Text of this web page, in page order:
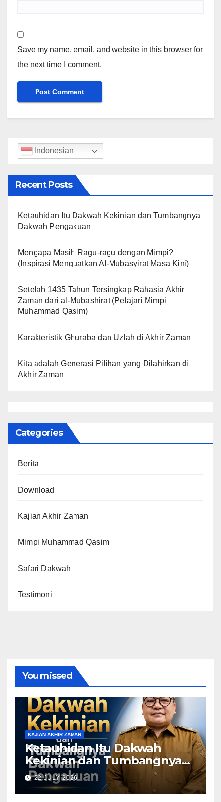
Save my name, email, and website in this browser for
the next time I comment.
Indonesian
Recent Posts
Ketauhidan Itu Dakwah Kekinian dan Tumbangnya
Dakwah Pengakuan
Mengapa Masih Ragu-ragu dengan Mimpi?
(Inspirasi Menguatkan Al-Mubasyirat Masa Kini)
Setelah 1435 Tahun Tersingkap Rahasia Akhir
Zaman dari al-Mubashirat (Pelajari Mimpi
Muhammad Qasim)
Karakteristik Ghuraba dan Uzlah di Akhir Zaman
Kita adalah Generasi Pilihan yang Dilahirkan di
Akhir Zaman
Categories
Berita
Download
Kajian Akhir Zaman
Mimpi Muhammad Qasim
Safari Dakwah
Testimoni
You missed
KAJIAN AKHIR ZAMAN
Ketauhidan Itu Dakwah
Kekinian dan Tumbangnya
Dakwah Pengakuan
22 JULY 2026